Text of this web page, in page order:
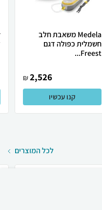
Medela משאבת חלב
חשמלית כפולה דגם
Freest...
2,526
₪
קנו עכשיו
לכל המוצרים